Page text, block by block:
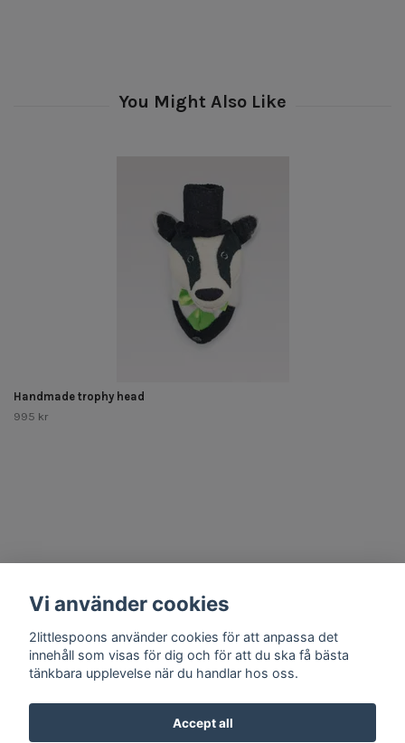
Handmade trophy head
995 kr
Social Media
Vi använder cookies
2littlespoons använder cookies för att anpassa det
innehåll som visas för dig och för att du ska få bästa
tänkbara upplevelse när du handlar hos oss.
Accept all